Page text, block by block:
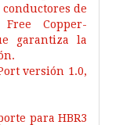
de
Free Copper-
garantiza la
versión 1.0,
para HBR3